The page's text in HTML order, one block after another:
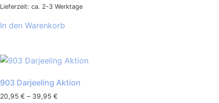
Lieferzeit: ca. 2-3 Werktage
In den Warenkorb
903 Darjeeling Aktion
20,95 € – 39,95 €